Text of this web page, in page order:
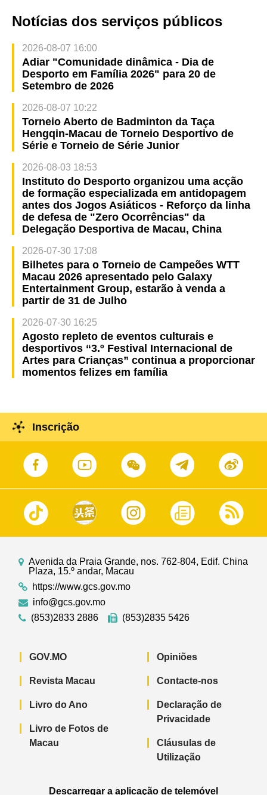
Notícias dos serviços públicos
2026-08-07 16:00
Adiar "Comunidade dinâmica - Dia de
Desporto em Família 2026" para 20 de
Setembro de 2026
2026-08-07 10:22
Torneio Aberto de Badminton da Taça
Hengqin-Macau de Torneio Desportivo de
Série e Torneio de Série Junior
2026-08-03 18:53
Instituto do Desporto organizou uma acção
de formação especializada em antidopagem
antes dos Jogos Asiáticos - Reforço da linha
de defesa de "Zero Ocorrências" da
Delegação Desportiva de Macau, China
2026-07-30 17:08
Bilhetes para o Torneio de Campeões WTT
Macau 2026 apresentado pelo Galaxy
Entertainment Group, estarão à venda a
partir de 31 de Julho
2026-07-30 16:25
Agosto repleto de eventos culturais e
desportivos “3.º Festival Internacional de
Artes para Crianças” continua a proporcionar
momentos felizes em família
Inscrição
Avenida da Praia Grande, nos. 762-804, Edif. China
Plaza, 15.º andar, Macau
https://www.gcs.gov.mo
info@gcs.gov.mo
(853)2833 2886
(853)2835 5426
GOV.MO
Revista Macau
Livro do Ano
Livro de Fotos de
Macau
Opiniões
Contacte-nos
Declaração de
Privacidade
Cláusulas de
Utilização
Descarregar a aplicação de telemóvel